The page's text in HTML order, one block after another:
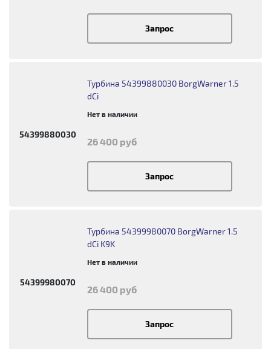
Запрос
54399880030
Турбина 54399880030 BorgWarner 1.5
dCi
Нет в наличии
26 400 руб
Запрос
54399980070
Турбина 54399980070 BorgWarner 1.5
dCi K9K
Нет в наличии
26 400 руб
Запрос